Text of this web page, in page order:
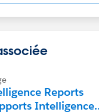
Reports
Intelligence)